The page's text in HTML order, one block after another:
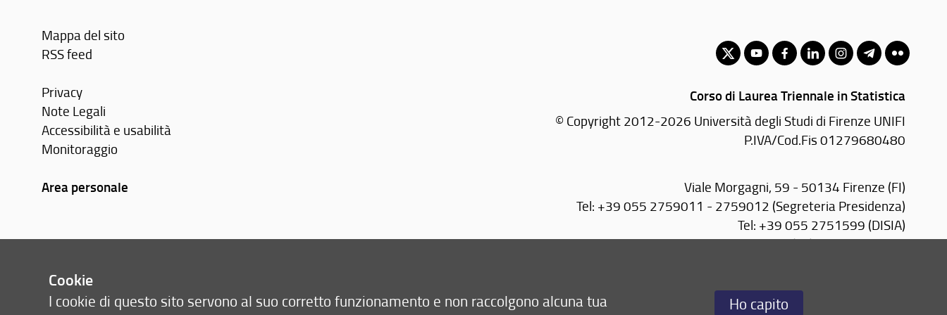
Mappa del sito
RSS feed
Privacy
Note Legali
Accessibilità e usabilità
Monitoraggio
Area personale
Corso di Laurea Triennale in Statistica
© Copyright 2012-2026 Università degli Studi di Firenze UNIFI
P.IVA/Cod.Fis 01279680480
Viale Morgagni, 59 - 50134 Firenze (FI)
Tel: +39 055 2759011 - 2759012 (Segreteria Presidenza)
Tel: +39 055 2751599 (DISIA)
Email:scuola(AT)economia.unifi.it
Cookie
I cookie di questo sito servono al suo corretto funzionamento e non raccolgono alcuna tua
Ho capito